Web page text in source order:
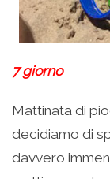
7 giorno
Mattinata di
decidiamo di
davvero